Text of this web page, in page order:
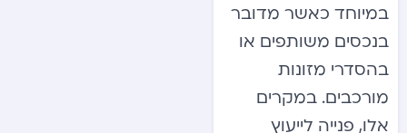
במיוחד כאשר מדובר
בנכסים משותפים או
בהסדרי מזונות
מורכבים. במקרים
אלו, פנייה לייעוץ